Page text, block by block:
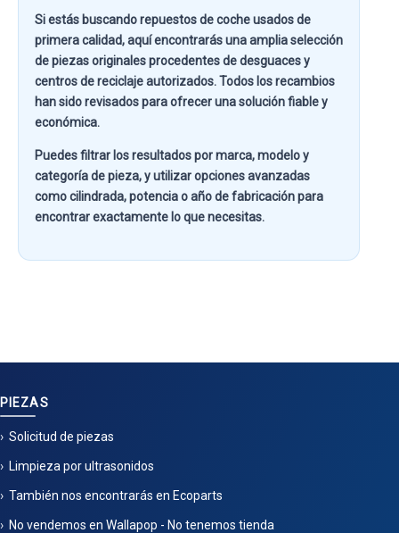
Si estás buscandorepuestos de coche usados de
primera calidad, aquí encontrarás una amplia selección
de piezas originales procedentes de desguaces y
centros de reciclaje autorizados. Todos los recambios
han sido revisados para ofrecer una solución fiable y
económica.
Puedes filtrar los resultados pormarca, modelo y
categoría de pieza, y utilizar opciones avanzadas
comocilindrada, potencia o año de fabricaciónpara
encontrar exactamente lo que necesitas.
PIEZAS
Solicitud de piezas
Limpieza por ultrasonidos
También nos encontrarás en Ecoparts
No vendemos en Wallapop - No tenemos tienda